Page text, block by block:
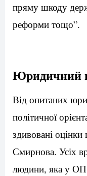
пряму шкоду
реформи тощо”.
Юридичний
Від опитаних
політичної
здивовані
Смирнова. Усіх
людини, яка у ОП